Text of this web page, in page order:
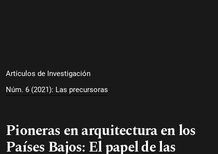
Artículos de Investigación
Núm. 6 (2021): Las precursoras
Pioneras en arquitectura en los
Países Bajos: El papel de las